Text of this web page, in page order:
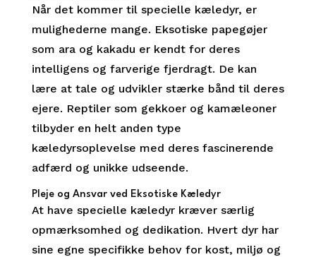
Når det kommer til specielle kæledyr, er
mulighederne mange. Eksotiske papegøjer
som ara og kakadu er kendt for deres
intelligens og farverige fjerdragt. De kan
lære at tale og udvikler stærke bånd til deres
ejere. Reptiler som gekkoer og kamæleoner
tilbyder en helt anden type
kæledyrsoplevelse med deres fascinerende
adfærd og unikke udseende.
Pleje og Ansvar ved Eksotiske Kæledyr
At have specielle kæledyr kræver særlig
opmærksomhed og dedikation. Hvert dyr har
sine egne specifikke behov for kost, miljø og